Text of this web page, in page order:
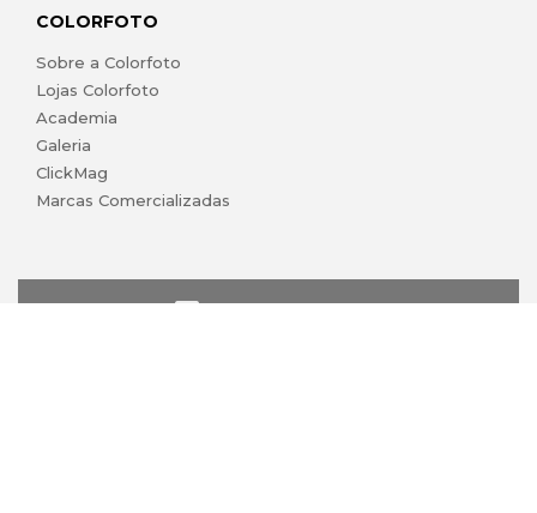
COLORFOTO
Sobre a Colorfoto
Lojas Colorfoto
Academia
Galeria
ClickMag
Marcas Comercializadas
lojaonline@colorfoto.pt